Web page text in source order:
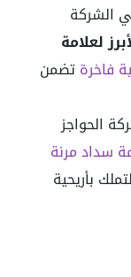
الشركة
لعلامة
فاخرةتضمن
الحواجز
سداد مرنة
بأريحية